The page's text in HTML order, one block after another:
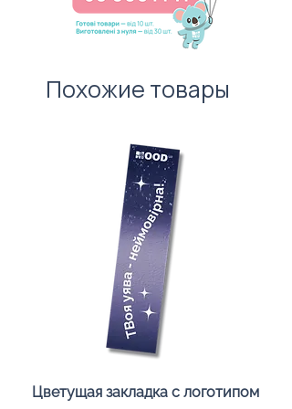
вартості нанесення.
Похожие товары
Цветущая закладка с логотипом